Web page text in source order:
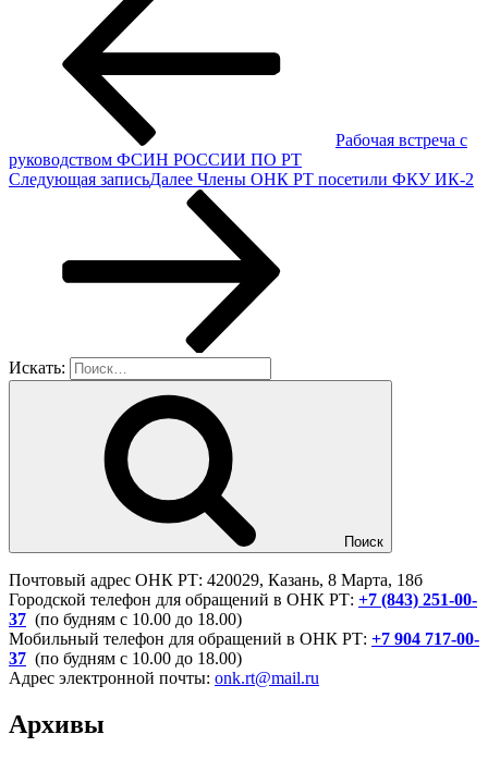
Рабочая встреча с
руководством ФСИН РОССИИ ПО РТ
Следующая записьДалее Члены ОНК РТ посетили ФКУ ИК-2
Искать:
Поиск
Почтовый адрес ОНК РТ: 420029, Казань, 8 Марта, 18б
Городской телефон для обращений в ОНК РТ: +7 (843) 251-00-
37 (по будням с 10.00 до 18.00)
Мобильный телефон для обращений в ОНК РТ: +7 904 717-00-
37 (по будням с 10.00 до 18.00)
Адрес электронной почты: onk.rt@mail.ru
Архивы